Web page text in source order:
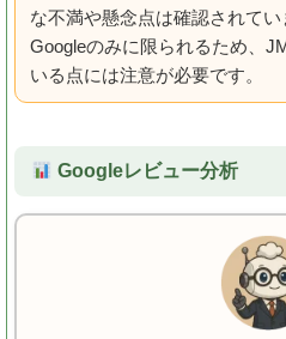
な不満や懸念点は確認されて
Googleのみに限られるため、
いる点には注意が必要です。
Googleレビュー分析